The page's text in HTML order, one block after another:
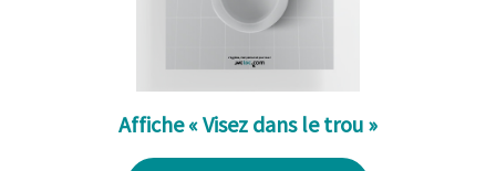
Affiche « Visez dans le trou »